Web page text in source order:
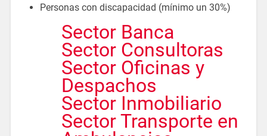
Personas con discapacidad (mínimo un 30%)
Sector Banca
Sector Consultoras
Sector Oficinas y
Despachos
Sector Inmobiliario
Sector Transporte en